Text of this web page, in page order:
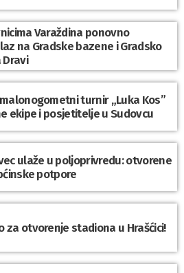
Varaždina ponovno
na Gradske bazene i Gradsko
turnir „Luka Kos”
ekipe i posjetitelje u Sudovcu
ulaže u poljoprivredu: otvorene
potpore
za otvorenje stadiona u Hrašćici!